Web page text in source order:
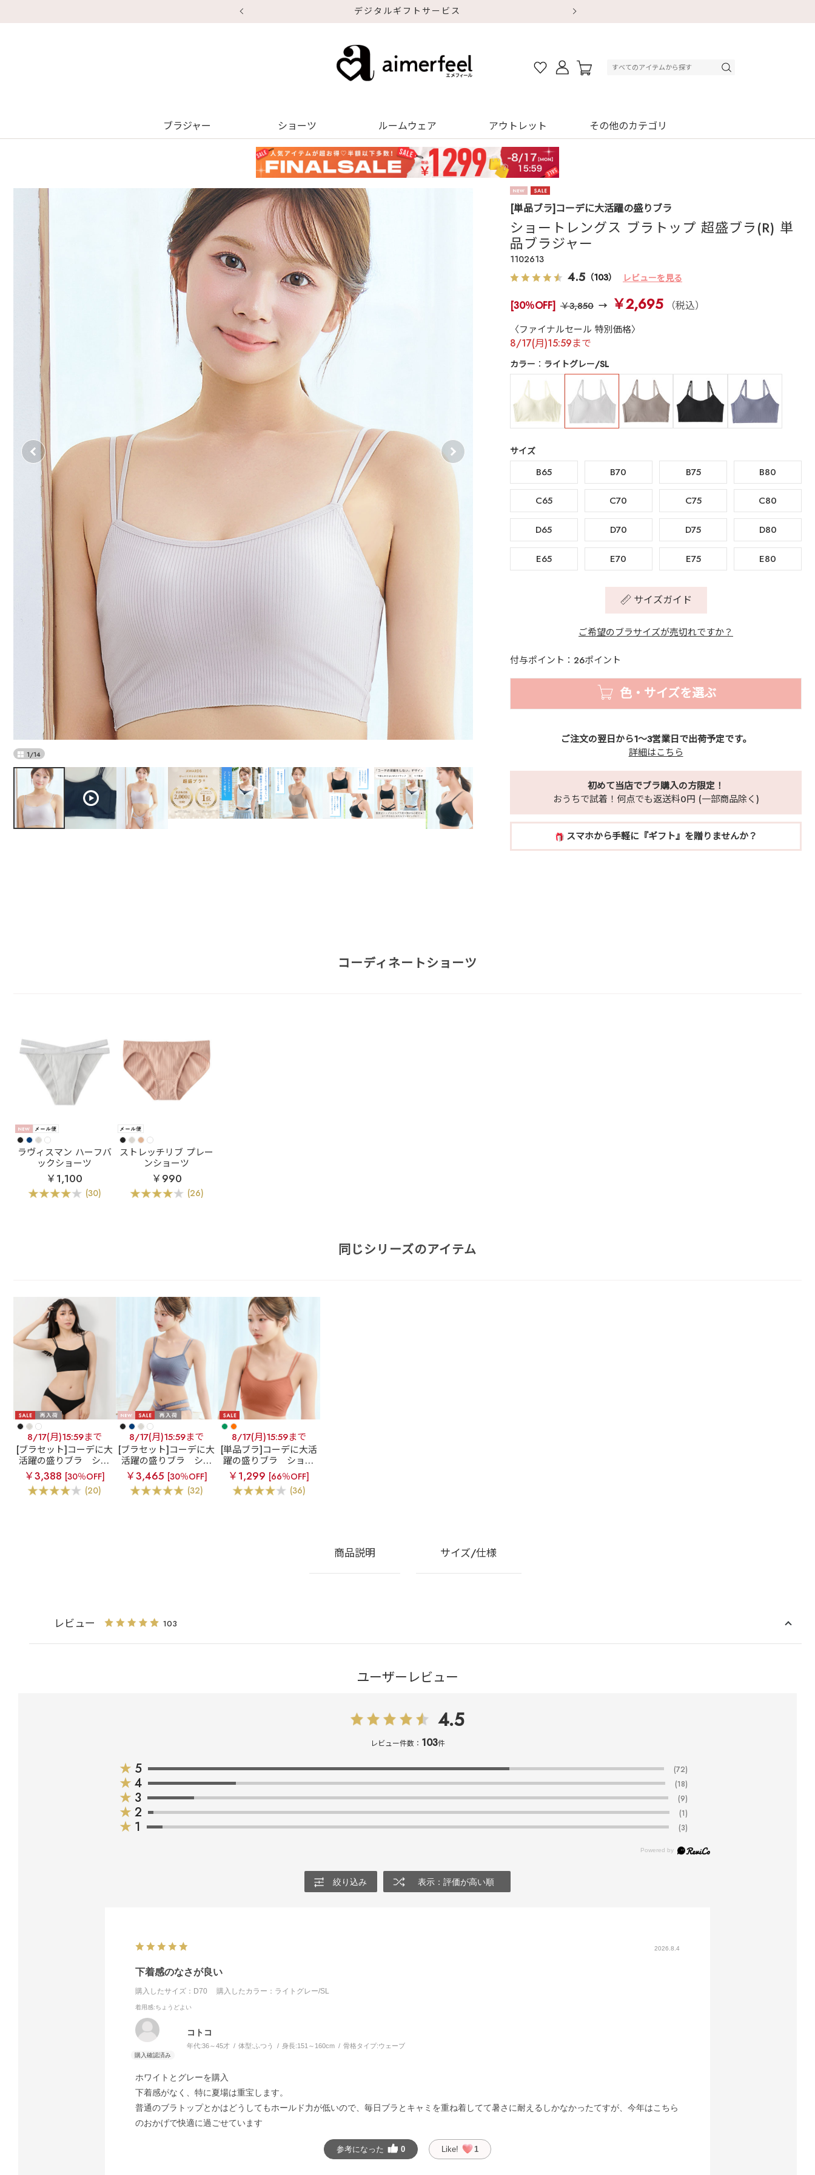
デジタルギフトサービス
ブラジャー ショーツ ルームウェア アウトレット その他のカテゴリ
1/14
[単品ブラ]コーデに大活躍の盛りブラ
ショートレングス ブラトップ 超盛ブラ(R) 単
品ブラジャー
1102613
4.5 （103） レビューを見る
[30％OFF] ￥3,850 ￥2,695 （税込）
〈ファイナルセール 特別価格〉
8/17(月)15:59まで
カラー ライトグレー/SL
サイズ
B65 B70 B75 B80
C65 C70 C75 C80
D65 D70 D75 D80
E65 E70 E75 E80
サイズガイド
ご希望のブラサイズが売切れですか？
付与ポイント：26ポイント
色・サイズを選ぶ
ご注文の翌日から1～3営業日で出荷予定です。
詳細はこちら
初めて当店でブラ購入の方限定！
おうちで試着！何点でも返送料0円 (一部商品除く)
スマホから手軽に『ギフト』を贈りませんか？
コーディネートショーツ
ラヴィスマン ハーフバ
ックショーツ
￥1,100
(30)
ストレッチリブ プレー
ンショーツ
￥990
(26)
同じシリーズのアイテム
8/17(月)15:59まで
[ブラセット]コーデに大
活躍の盛りブラ
ショ
ートレングス ブラトッ
プ 超盛ブラ(R) ブラジ
ャー&ショーツ
￥3,388 [30％OFF]
(20)
8/17(月)15:59まで
[ブラセット]コーデに大
活躍の盛りブラ
ショ
ートレングス ブラトッ
プ 超盛ブラ(R) ブラジ
ャー&ハーフバックシ
￥3,465 [30％OFF]
(32)
8/17(月)15:59まで
[単品ブラ]コーデに大活
躍の盛りブラ
ショー
トレングス ブラトップ
超盛ブラ(R) 単品ブラジ
ャー
￥1,299 [66％OFF]
(36)
商品説明 サイズ/仕様
レビュー 103
ユーザーレビュー
4.5
レビュー件数： 103件
★ 5 (72)
★ 4 (18)
★ 3 (9)
★ 2 (1)
★ 1 (3)
絞り込み 表示：評価が高い順
2026.8.4
下着感のなさが良い
購入したサイズ：D70 購入したカラー：ライトグレー/SL
着用感:ちょうどよい
コトコ
年代:36～45才 体型: ふつう 身長:151～160cm 骨格タイプ:ウェーブ
ホワイトとグレーを購入
下着感がなく、特に夏場は重宝します。
普通のブラトップとかはどうしてもホールド力が低いので、毎日ブラとキャミを重ね着してて暑さに耐えるしかなかったてすが、今年はこちら
のおかげで快適に過ごせています
参考になった 0 Like! 1